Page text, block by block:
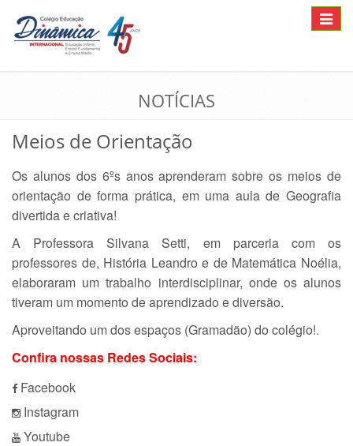
Toggle
NOTÍCIAS
Meios de Orientação
Os alunos dos 6ºs anos aprenderam sobre os meios de
orientação de forma prática, em uma aula de Geografia
divertida e criativa!
A Professora Silvana Setti, em parceria com os
professores de, História Leandro e de Matemática Noélia,
elaboraram um trabalho interdisciplinar, onde os alunos
tiveram um momento de aprendizado e diversão.
Aproveitando um dos espaços (Gramadão) do colégio!.
Confira nossas Redes Sociais:
Facebook
Instagram
Youtube